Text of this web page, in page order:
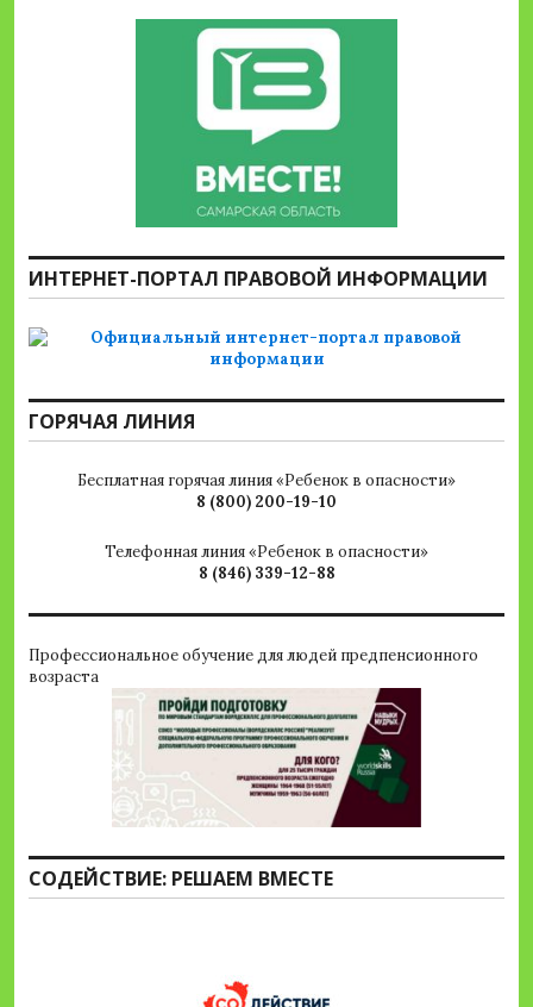
ИНТЕРНЕТ-ПОРТАЛ ПРАВОВОЙ ИНФОРМАЦИИ
ГОРЯЧАЯ ЛИНИЯ
Бесплатная горячая линия «Ребенок в опасности»
8 (800) 200-19-10
Телефонная линия «Ребенок в опасности»
8 (846) 339-12-88
Профессиональное обучение для людей предпенсионного
возраста
СОДЕЙСТВИЕ: РЕШАЕМ ВМЕСТЕ